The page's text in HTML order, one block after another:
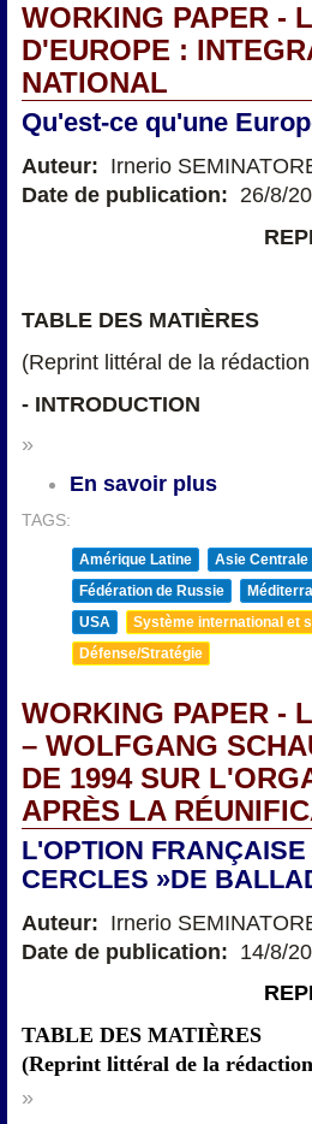
WORKING PAPER -
D'EUROPE :
NATIONAL
Qu'est-ce qu'une
Auteur: Irnerio
Date de publication: 26/8/
TABLE DES MATIÈRES
(Reprint littéral de la
- INTRODUCTION
»
En savoir plus
TAGS:
Amérique Latine
Asie Centrale
Fédération de Russie
USA
Système international et
Défense/Stratégie
WORKING PAPER -
– WOLFGANG
DE 1994 SUR
APRÈS LA
L'OPTION
CERCLES »DE
Auteur: Irnerio
Date de publication: 14/8/
TABLE DES MATIÈRES
(Reprint littéral de la
»